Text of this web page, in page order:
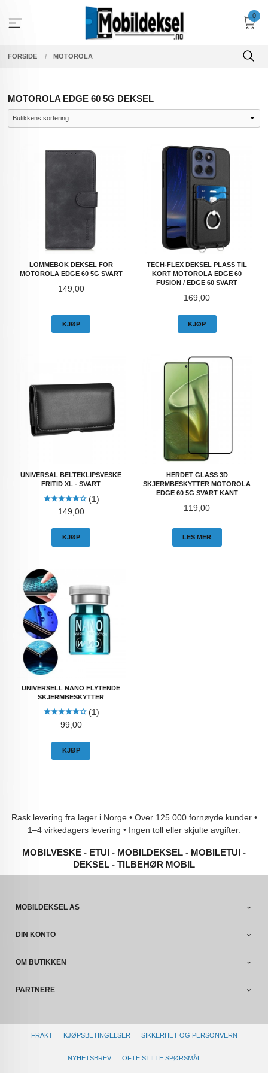
innholdet
0
FORSIDE MOTOROLA
MOTOROLA EDGE 60 5G DEKSEL
LOMMEBOK DEKSEL FOR
MOTOROLA EDGE 60 5G SVART
Pris
149,00
KJØP
TECH-FLEX DEKSEL PLASS TIL
KORT MOTOROLA EDGE 60
FUSION / EDGE 60 SVART
Pris
169,00
KJØP
UNIVERSAL BELTEKLIPSVESKE
FRITID XL - SVART
(1)
Pris
149,00
KJØP
HERDET GLASS 3D
SKJERMBESKYTTER MOTOROLA
EDGE 60 5G SVART KANT
Pris
119,00
LES MER
UNIVERSELL NANO FLYTENDE
SKJERMBESKYTTER
(1)
Pris
99,00
KJØP
Rask levering fra lager i Norge • Over 125 000 fornøyde kunder •
1–4 virkedagers levering • Ingen toll eller skjulte avgifter.
MOBILVESKE - ETUI - MOBILDEKSEL - MOBILETUI -
DEKSEL - TILBEHØR MOBIL
MOBILDEKSEL AS
DIN KONTO
OM BUTIKKEN
PARTNERE
FRAKT KJØPSBETINGELSER SIKKERHET OG PERSONVERN
NYHETSBREV OFTE STILTE SPØRSMÅL